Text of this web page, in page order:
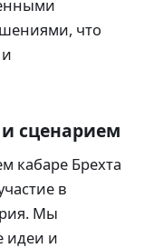
что
сценарием
кабаре Брехта
в
Мы
идеи и